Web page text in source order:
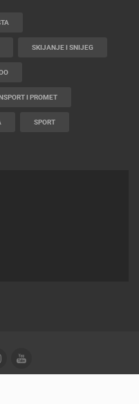
SKIJANJE I SNIJEG
I PROMET
SPORT